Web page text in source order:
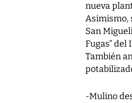
nueva
Asimismo,
San
Fugas”
También
-Mulino